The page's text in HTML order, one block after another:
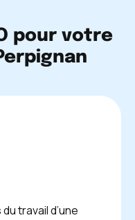
pour votre
travail d’une